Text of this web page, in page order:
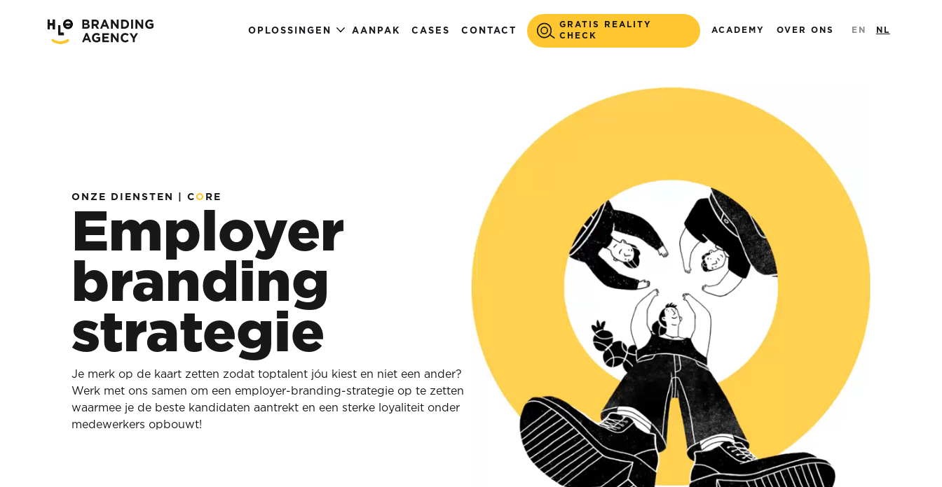
OPLOSSINGEN AANPAK CASES CONTACT
GRATIS REALITY
CHECK
ACADEMY OVER ONS EN NL
ONZE DIENSTEN | CO RE
Employer
branding
strategie
Je merk op de kaart zetten zodat toptalent jóu kiest en niet een ander?
Werk met ons samen om een employer-branding-strategie op te zetten
waarmee je de beste kandidaten aantrekt en een sterke loyaliteit onder
medewerkers opbouwt!